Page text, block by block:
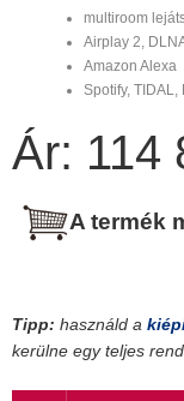
multiroom
Airplay 2,
Amazon Alexa
Spotify, TIDAL,
Ár: 114
A termék
Tipp: használd a
kerülne egy teljes